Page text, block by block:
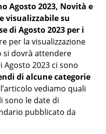
Agosto 2023, Novità e
visualizzabile su
di Agosto 2023 per i
per la visualizzazione
si dovrà attendere
2023 ci sono
di alcune categorie
vediamo quali
sono le date di
pubblicato da